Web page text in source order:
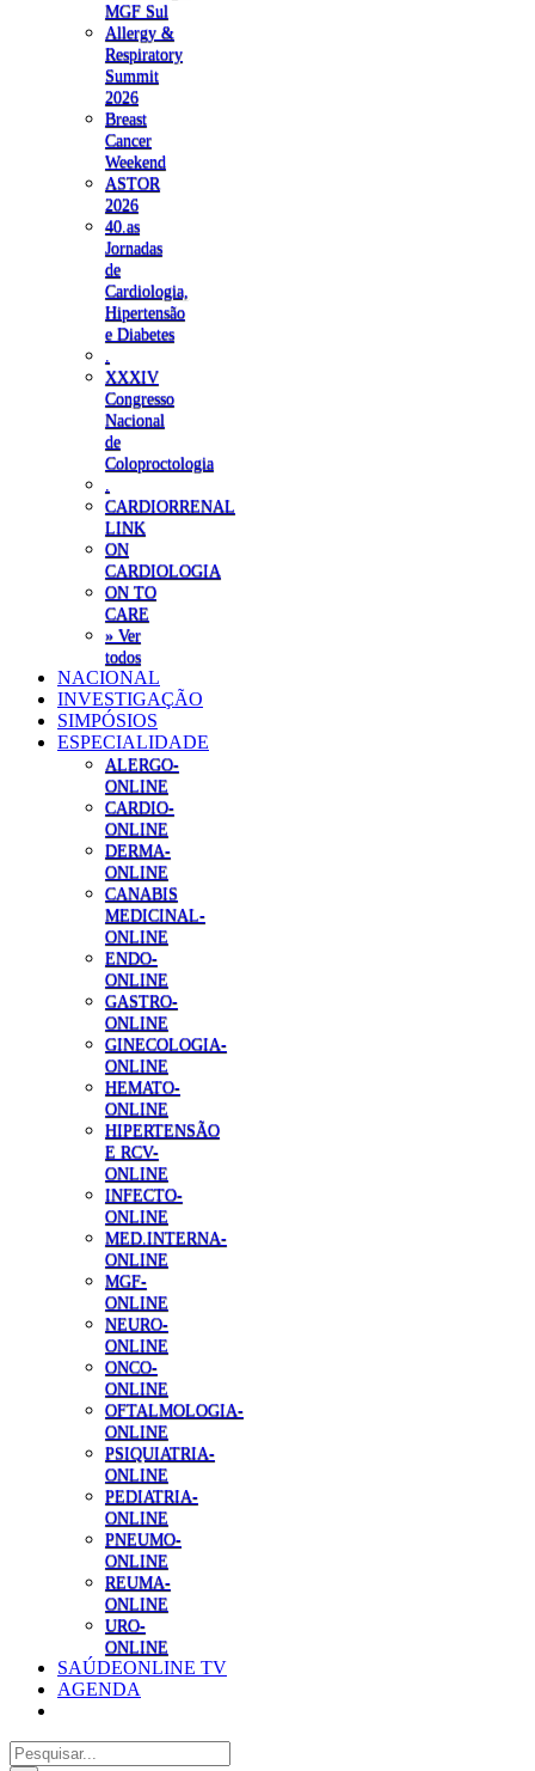
MGF Sul
Allergy &
Respiratory
Summit
2026
Breast
Cancer
Weekend
ASTOR
2026
40.as
Jornadas
de
Cardiologia,
Hipertensão
e Diabetes
XXXIV
Congresso
Nacional
de
Coloproctologia
CARDIORRENAL
LINK
ON
CARDIOLOGIA
ON TO
CARE
» Ver
todos
NACIONAL
INVESTIGAÇÃO
SIMPÓSIOS
ESPECIALIDADE
ALERGO-
ONLINE
CARDIO-
ONLINE
DERMA-
ONLINE
CANABIS
MEDICINAL-
ONLINE
ENDO-
ONLINE
GASTRO-
ONLINE
GINECOLOGIA-
ONLINE
HEMATO-
ONLINE
HIPERTENSÃO
E RCV-
ONLINE
INFECTO-
ONLINE
MED.INTERNA-
ONLINE
MGF-
ONLINE
NEURO-
ONLINE
ONCO-
ONLINE
OFTALMOLOGIA-
ONLINE
PSIQUIATRIA-
ONLINE
PEDIATRIA-
ONLINE
PNEUMO-
ONLINE
REUMA-
ONLINE
URO-
ONLINE
SAÚDEONLINE TV
AGENDA
Pesquisar